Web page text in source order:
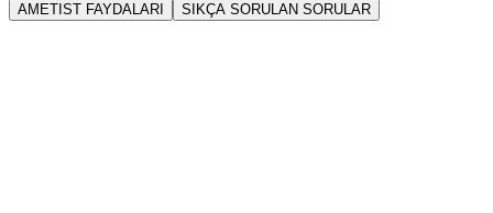
AMETIST FAYDALARI
SIKÇA SORULAN SORULAR